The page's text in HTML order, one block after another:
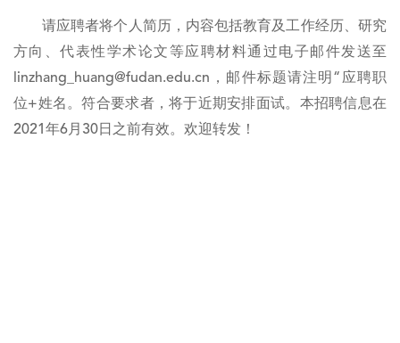
请应聘者将个人简历，内容包括教育及工作经历、研究
方向、代表性学术论文等应聘材料通过电子邮件发送至
linzhang_huang@fudan.edu.cn，邮件标题请注明“应聘职
位+姓名。符合要求者，将于近期安排面试。本招聘信息在
2021年6月30日之前有效。欢迎转发！